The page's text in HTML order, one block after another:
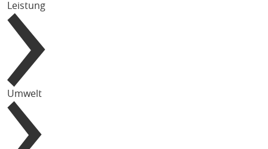
Leistung
Umwelt